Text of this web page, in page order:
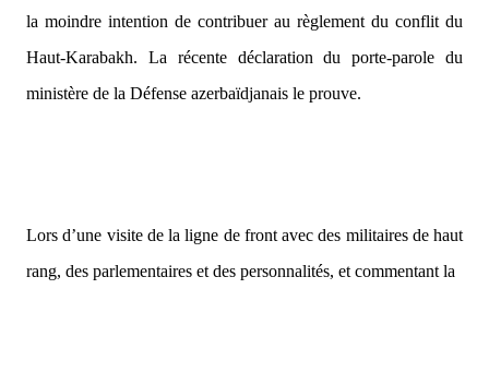
la moindre intention de contribuer au règlement du conflit du
Haut-Karabakh. La récente déclaration du porte-parole du
ministère de la Défense azerbaïdjanais le prouve.
Lors d’une visite de la ligne de front avec des militaires de haut
rang, des parlementaires et des personnalités, et commentant la